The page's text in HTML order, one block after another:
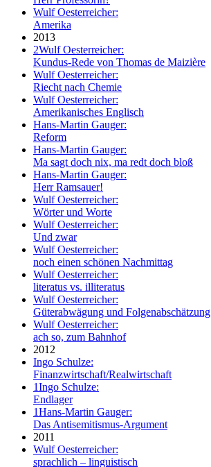
Wulf Oesterreicher:
Amerika
2013
2Wulf Oesterreicher:
Kundus-Rede von Thomas de Maizière
Wulf Oesterreicher:
Riecht nach Chemie
Wulf Oesterreicher:
Amerikanisches Englisch
Hans-Martin Gauger:
Reform
Hans-Martin Gauger:
Ma sagt doch nix, ma redt doch bloß
Hans-Martin Gauger:
Herr Ramsauer!
Wulf Oesterreicher:
Wörter und Worte
Wulf Oesterreicher:
Und zwar
Wulf Oesterreicher:
noch einen schönen Nachmittag
Wulf Oesterreicher:
literatus vs. illiteratus
Wulf Oesterreicher:
Güterabwägung und Folgenabschätzung
Wulf Oesterreicher:
ach so, zum Bahnhof
2012
Ingo Schulze:
Finanzwirtschaft/Realwirtschaft
1Ingo Schulze:
Endlager
1Hans-Martin Gauger:
Das Antisemitismus-Argument
2011
Wulf Oesterreicher:
sprachlich – linguistisch